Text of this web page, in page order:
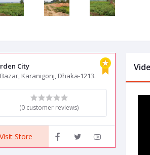
City
Karanigonj, Dhaka-1213.
(0 customer reviews)
Visit Store